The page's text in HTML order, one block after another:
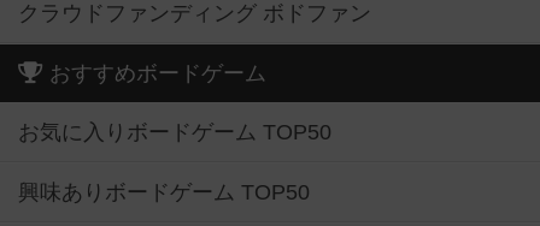
クラウドファンディング ボドファン
おすすめボードゲーム
お気に入りボードゲーム TOP50
興味ありボードゲーム TOP50